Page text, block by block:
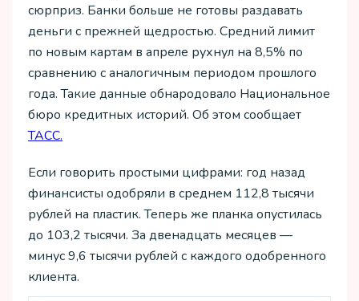
сюрприз. Банки больше не готовы раздавать
деньги с прежней щедростью. Средний лимит
по новым картам в апреле рухнул на 8,5% по
сравнению с аналогичным периодом прошлого
года. Такие данные обнародовало Национальное
бюро кредитных историй. Об этом сообщает
ТАСС.
Если говорить простыми цифрами: год назад
финансисты одобряли в среднем 112,8 тысячи
рублей на пластик. Теперь же планка опустилась
до 103,2 тысячи. За двенадцать месяцев —
минус 9,6 тысячи рублей с каждого одобренного
клиента.